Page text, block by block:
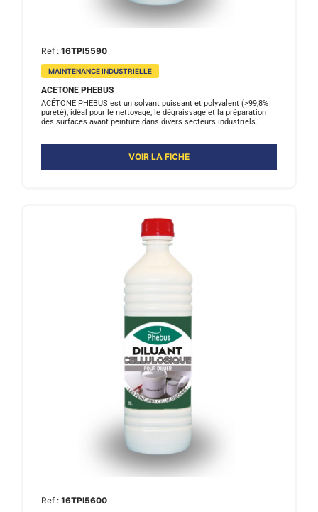
Ref : 16TPI5590
MAINTENANCE INDUSTRIELLE
ACETONE PHEBUS
ACÉTONE PHEBUS est un solvant puissant et polyvalent (>99,8%
pureté), idéal pour le nettoyage, le dégraissage et la préparation
des surfaces avant peinture dans divers secteurs industriels.
VOIR LA FICHE
Ref : 16TPI5600